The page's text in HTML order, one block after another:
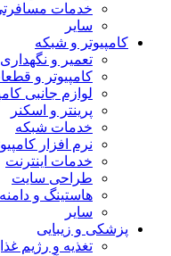
خدمات
سایر
کامپیوتر و شبکه
تعمیر و نگهداری
کامپیوتر و
لوازم جانبی
پرینتر و اسکنر
خدمات شبکه
نرم افزار
خدمات اینترنت
طراحی سایت
هاستینگ و دامنه
سایر
پزشکی و زیبایی
تغذیه و رژیم